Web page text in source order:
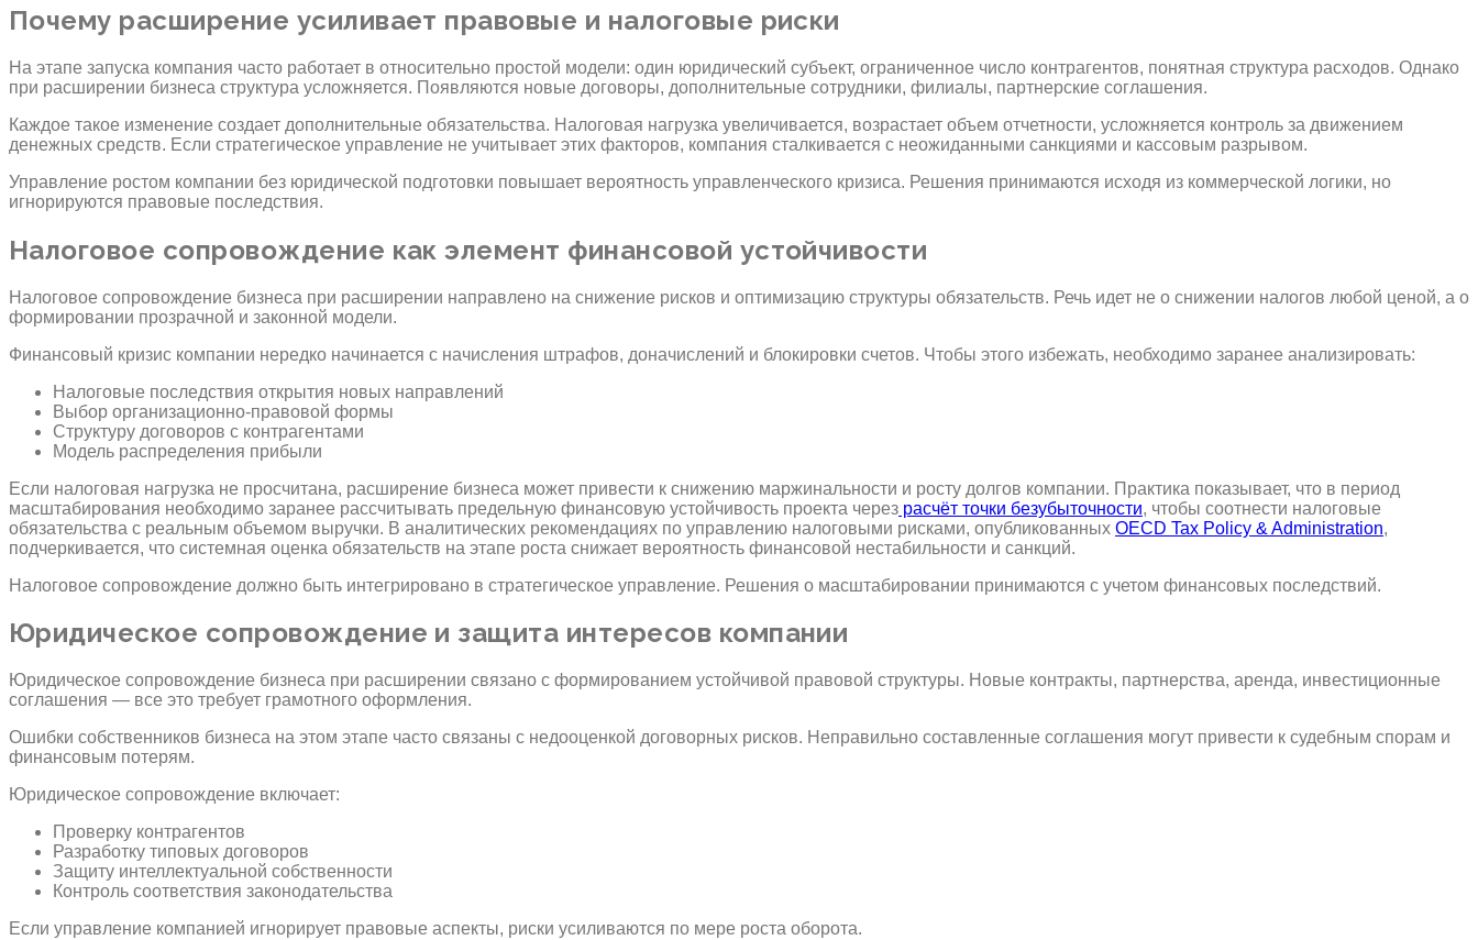
Почему расширение усиливает правовые и налоговые риски
На этапе запуска компания часто работает в относительно простой модели: один юридический субъект, ограниченное число контрагентов, понятная структура расходов. Однако
при расширении бизнеса структура усложняется. Появляются новые договоры, дополнительные сотрудники, филиалы, партнерские соглашения.
Каждое такое изменение создает дополнительные обязательства. Налоговая нагрузка увеличивается, возрастает объем отчетности, усложняется контроль за движением
денежных средств. Если стратегическое управление не учитывает этих факторов, компания сталкивается с неожиданными санкциями и кассовым разрывом.
Управление ростом компании без юридической подготовки повышает вероятность управленческого кризиса. Решения принимаются исходя из коммерческой логики, но
игнорируются правовые последствия.
Налоговое сопровождение как элемент финансовой устойчивости
Налоговое сопровождение бизнеса при расширении направлено на снижение рисков и оптимизацию структуры обязательств. Речь идет не о снижении налогов любой ценой, а о
формировании прозрачной и законной модели.
Финансовый кризис компании нередко начинается с начисления штрафов, доначислений и блокировки счетов. Чтобы этого избежать, необходимо заранее анализировать:
Налоговые последствия открытия новых направлений
Выбор организационно-правовой формы
Структуру договоров с контрагентами
Модель распределения прибыли
Если налоговая нагрузка не просчитана, расширение бизнеса может привести к снижению маржинальности и росту долгов компании. Практика показывает, что в период
масштабирования необходимо заранее рассчитывать предельную финансовую устойчивость проекта через расчёт точки безубыточности, чтобы соотнести налоговые
обязательства с реальным объемом выручки. В аналитических рекомендациях по управлению налоговыми рисками, опубликованных OECD Tax Policy & Administration,
подчеркивается, что системная оценка обязательств на этапе роста снижает вероятность финансовой нестабильности и санкций.
Налоговое сопровождение должно быть интегрировано в стратегическое управление. Решения о масштабировании принимаются с учетом финансовых последствий.
Юридическое сопровождение и защита интересов компании
Юридическое сопровождение бизнеса при расширении связано с формированием устойчивой правовой структуры. Новые контракты, партнерства, аренда, инвестиционные
соглашения — все это требует грамотного оформления.
Ошибки собственников бизнеса на этом этапе часто связаны с недооценкой договорных рисков. Неправильно составленные соглашения могут привести к судебным спорам и
финансовым потерям.
Юридическое сопровождение включает:
Проверку контрагентов
Разработку типовых договоров
Защиту интеллектуальной собственности
Контроль соответствия законодательства
Если управление компанией игнорирует правовые аспекты, риски усиливаются по мере роста оборота.